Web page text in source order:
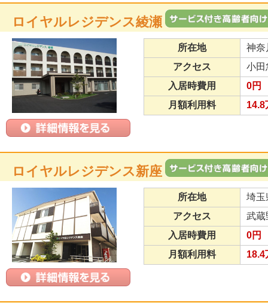
ロイヤルレジデンス綾瀬
所在地
神奈
アクセス
小田
入居時費用
0円
月額利用料
14.8
ロイヤルレジデンス新座
所在地
埼玉
アクセス
武蔵
入居時費用
0円
月額利用料
18.4